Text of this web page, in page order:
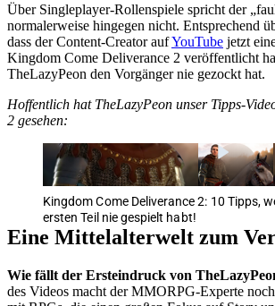
Über Singleplayer-Rollenspiele spricht der
normalerweise hingegen nicht. Entsprechend
dass der Content-Creator aufYouTube jetzt
Kingdom Come Deliverance 2 veröffentlicht
TheLazyPeon den Vorgänger nie gezockt hat.
Hoffentlich hat TheLazyPeon unser Tipps-
2 gesehen:
Kingdom Come Deliverance 2: 10 Tipps,
ersten Teil nie gespielt habt!
Eine Mittelalterwelt zum
Wie fällt der Ersteindruck von
des Videos macht der MMORPG-Experte